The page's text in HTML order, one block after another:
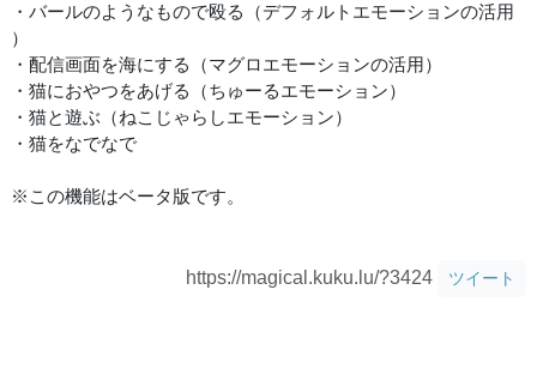
・バールのようなもので殴る（デフォルトエモーションの活用
）
・配信画面を海にする（マグロエモーションの活用）
・猫におやつをあげる（ちゅーるエモーション）
・猫と遊ぶ（ねこじゃらしエモーション）
・猫をなでなで
※この機能はベータ版です。
https://magical.kuku.lu/?3424 ツイート